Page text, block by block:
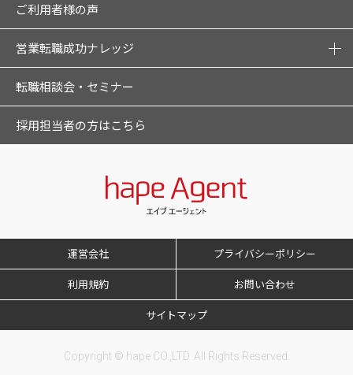
ご利用者様の声
営業転職成功ナレッジ
転職相談会・セミナー
採用担当者の方はこちら
運営会社 プライバシーポリシー
利用規約 お問い合わせ
サイトマップ
Copyright © hape CO.,LTD. All Rights Reserved.